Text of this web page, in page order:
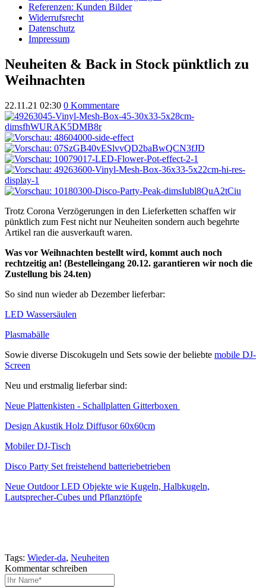
Referenzen: Kunden Bilder
Widerrufsrecht
Datenschutz
Impressum
Neuheiten & Back in Stock pünktlich zu
Weihnachten
22.11.21 02:30 0 Kommentare
Trotz Corona Verzögerungen in den Lieferketten schaffen wir
pünktlich zum Fest nicht nur Neuheiten sondern auch begehrte
Artikel ran die ausverkauft waren.
Was vor Weihnachten bestellt wird, kommt auch noch
rechtzeitig an! (Bestelleingang 20.12. garantieren wir noch die
Zustellung bis 24.ten)
So sind nun wieder ab Dezember lieferbar:
LED Wassersäulen
Plasmabälle
Sowie diverse Discokugeln und Sets sowie der beliebte mobile DJ-
Screen
Neu und erstmalig lieferbar sind:
Neue Plattenkisten - Schallplatten Gitterboxen
Design Akustik Holz Diffusor 60x60cm
Mobiler DJ-Tisch
Disco Party Set freistehend batteriebetrieben
Neue Outdoor LED Objekte wie Kugeln, Halbkugeln,
Lautsprecher-Cubes und Pflanztöpfe
Tags: Wieder-da, Neuheiten
Kommentar schreiben